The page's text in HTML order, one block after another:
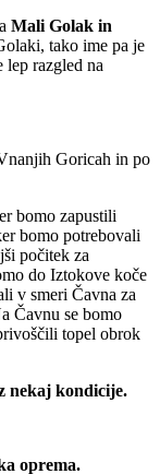
Mali Golak in
tako ime pa je
razgled na
Goricah in po
bomo zapustili
bomo potrebovali
počitek za
do Iztokove koče
v smeri Čavna za
Čavnu se bomo
topel obrok
nekaj kondicije.
oprema.